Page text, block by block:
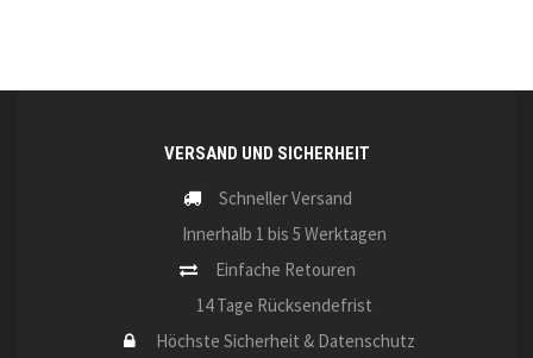
VERSAND UND SICHERHEIT
Schneller Versand
Innerhalb 1 bis 5 Werktagen
Einfache Retouren
14 Tage Rücksendefrist
Höchste Sicherheit & Datenschutz